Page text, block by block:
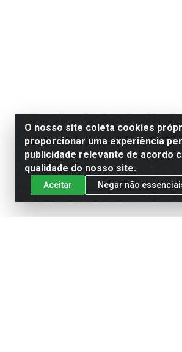
O nosso site coleta cookies
proporcionar uma experiência
publicidade relevante de acordo
qualidade do nosso site.
Aceitar Negar não